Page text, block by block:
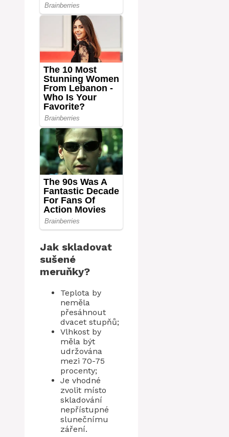
Jak skladovat
sušené
meruňky?
Teplota by
neměla
přesáhnout
dvacet stupňů;
Vlhkost by
měla být
udržována
mezi 70-75
procenty;
Je vhodné
zvolit místo
skladování
nepřístupné
slunečnímu
záření.